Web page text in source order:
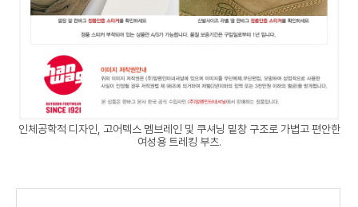
인체공학적 디자인, 고어텍스 멤브레인 및 쿠셔닝 밑창 구조로 가볍고 편안한
여성용 트레킹 부츠.